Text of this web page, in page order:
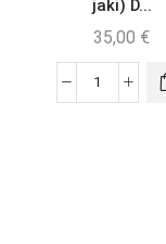
jaki) D...
35,00 €